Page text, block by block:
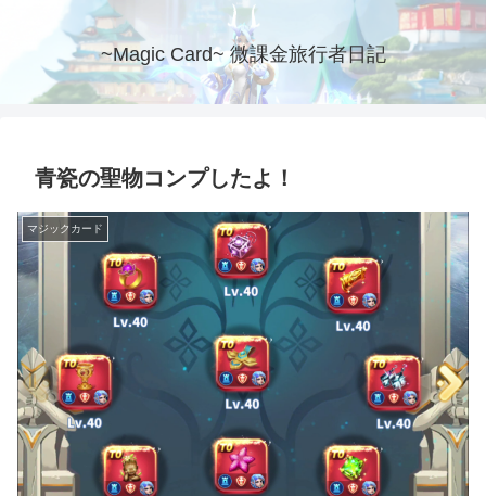
~Magic Card~ 微課金旅行者日記
青瓷の聖物コンプしたよ！
マジックカード